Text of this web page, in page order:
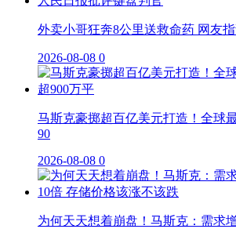
外卖小哥狂奔8公里送救命药 网友
2026-08-08 0
马斯克豪掷超百亿美元打造！全球
90
2026-08-08 0
为何天天想着崩盘！马斯克：需求